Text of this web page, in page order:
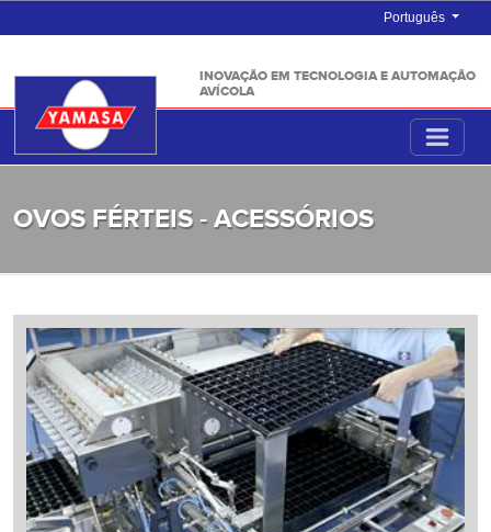
Português
INOVAÇÃO EM TECNOLOGIA E AUTOMAÇÃO
AVÍCOLA
OVOS FÉRTEIS - ACESSÓRIOS